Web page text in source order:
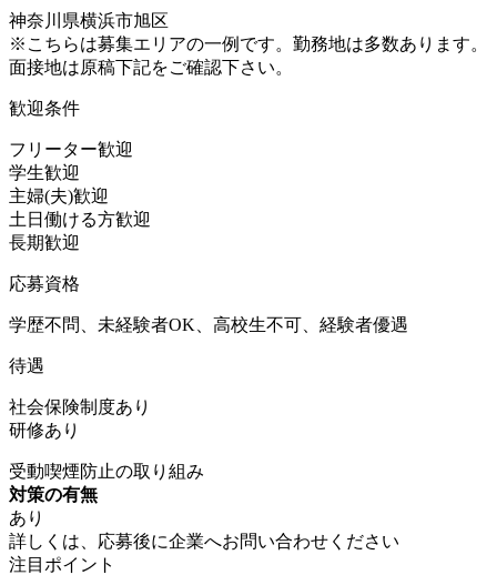
神奈川県横浜市旭区
※こちらは募集エリアの一例です。勤務地は多数あります。
面接地は原稿下記をご確認下さい。
歓迎条件
フリーター歓迎
学生歓迎
主婦(夫)歓迎
土日働ける方歓迎
長期歓迎
応募資格
学歴不問、未経験者OK、高校生不可、経験者優遇
待遇
社会保険制度あり
研修あり
受動喫煙防止の取り組み
対策の有無
あり
詳しくは、応募後に企業へお問い合わせください
注目ポイント